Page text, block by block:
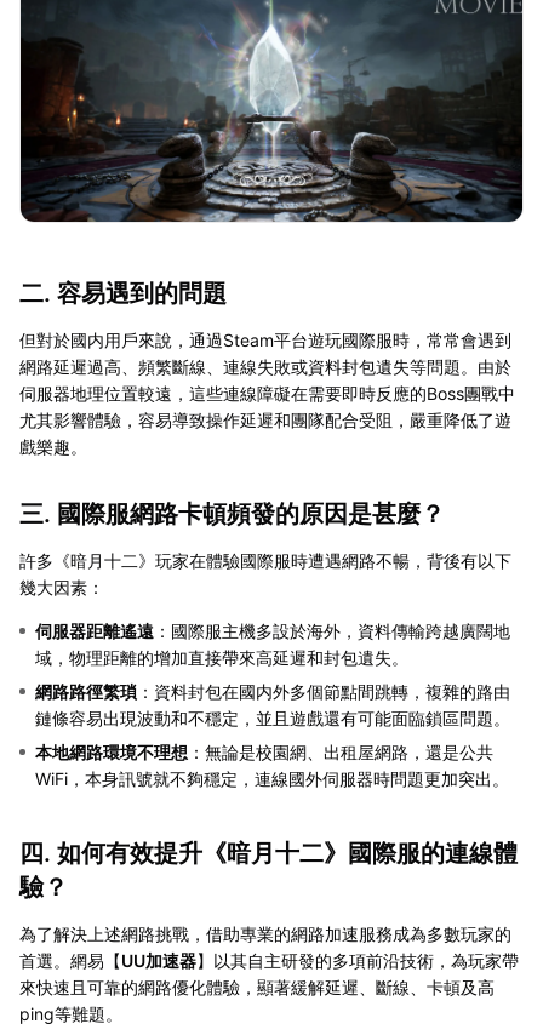
二. 容易遇到的問題
但對於國内用戶來說，通過Steam平台遊玩國際服時，常常會遇到
網路延遲過高、頻繁斷線、連線失敗或資料封包遺失等問題。由於
伺服器地理位置較遠，這些連線障礙在需要即時反應的Boss團戰中
尤其影響體驗，容易導致操作延遲和團隊配合受阻，嚴重降低了遊
戲樂趣。
三. 國際服網路卡頓頻發的原因是甚麼？
許多《暗月十二》玩家在體驗國際服時遭遇網路不暢，背後有以下
幾大因素：
伺服器距離遙遠 ：國際服主機多設於海外，資料傳輸跨越廣闊地
域，物理距離的增加直接帶來高延遲和封包遺失。
網路路徑繁瑣 ：資料封包在國内外多個節點間跳轉，複雜的路由
鏈條容易出現波動和不穩定，並且遊戲還有可能面臨鎖區問題。
本地網路環境不理想 ：無論是校園網、出租屋網路，還是公共
WiFi，本身訊號就不夠穩定，連線國外伺服器時問題更加突出。
四. 如何有效提升《暗月十二》國際服的連線體
驗？
為了解決上述網路挑戰，借助專業的網路加速服務成為多數玩家的
首選。網易【UU加速器】以其自主研發的多項前沿技術，為玩家帶
來快速且可靠的網路優化體驗，顯著緩解延遲、斷線、卡頓及高
ping等難題。